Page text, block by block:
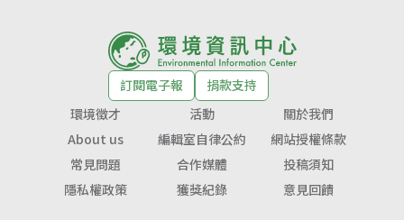
訂閱電子報
捐款支持
環境徵才
活動
關於我們
About us
編輯室自律公約
網站授權條款
常見問題
合作媒體
投稿須知
隱私權政策
獲獎紀錄 意見回饋